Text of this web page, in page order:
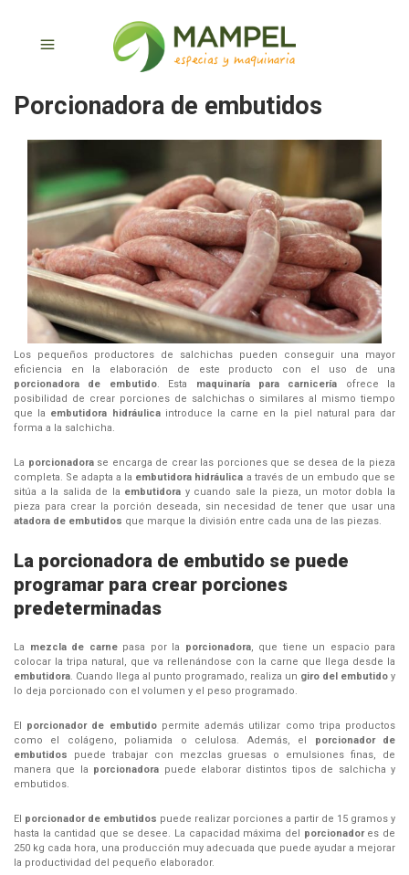
Porcionadora de embutidos
Los pequeños productores de salchichas pueden conseguir una mayor
eficiencia en la elaboración de este producto con el uso de una
porcionadora de embutido. Esta maquinaría para carnicería ofrece la
posibilidad de crear porciones de salchichas o similares al mismo tiempo
que la embutidora hidráulicaintroduce la carne en la piel natural para dar
forma a la salchicha.
La porcionadorase encarga de crear las porciones que se desea de la pieza
completa. Se adapta a la embutidora hidráulica a través de un embudo que se
sitúa a la salida de la embutidora y cuando sale la pieza, un motor dobla la
pieza para crear la porción deseada, sin necesidad de tener que usar una
atadora de embutidos que marque la división entre cada una de las piezas.
La porcionadora de embutido se puede
programar para crear porciones
predeterminadas
La mezcla de carnepasa por la porcionadora, que tiene un espacio para
colocar la tripa natural, que va rellenándose con la carne que llega desde la
embutidora. Cuando llega al punto programado, realiza un giro del embutido y
lo deja porcionado con el volumen y el peso programado.
El porcionador de embutidopermite además utilizar como tripa productos
como el colágeno, poliamida o celulosa. Además, el
porcionador de
embutidos puede trabajar con mezclas gruesas o emulsiones finas, de
manera que la porcionadora puede elaborar distintos tipos de salchicha y
embutidos.
El porcionador de embutidos puede realizar porciones a partir de 15 gramos y
hasta la cantidad que se desee. La capacidad máxima del
porcionadores de
250 kg cada hora, una producción muy adecuada que puede ayudar a mejorar
la productividad del pequeño elaborador.